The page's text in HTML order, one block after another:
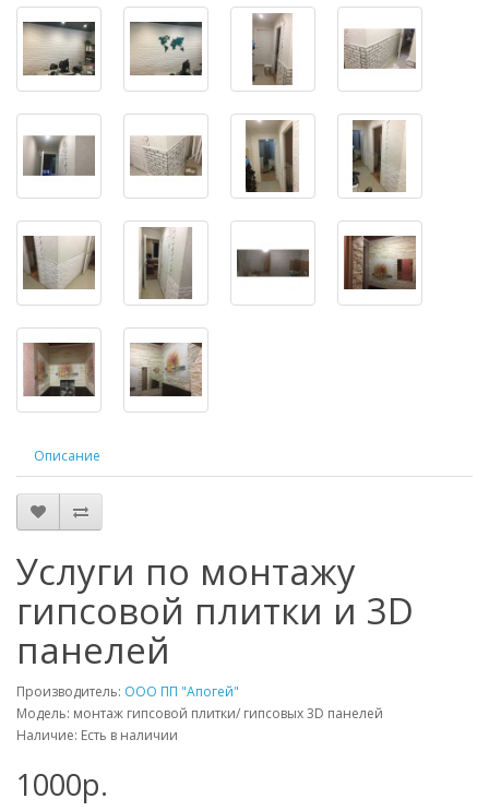
Описание
Услуги по монтажу
гипсовой плитки и 3D
панелей
Производитель: ООО ПП "Апогей"
Модель: монтаж гипсовой плитки/ гипсовых 3D панелей
Наличие: Есть в наличии
1000р.